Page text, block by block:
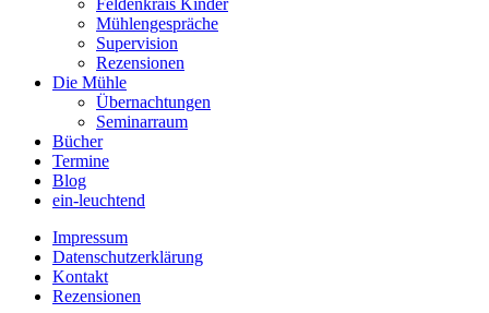
Feldenkrais Kinder
Mühlengespräche
Supervision
Rezensionen
Die Mühle
Übernachtungen
Seminarraum
Bücher
Termine
Blog
ein-leuchtend
Impressum
Datenschutzerklärung
Kontakt
Rezensionen